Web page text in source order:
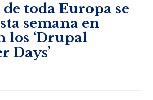
toda Europa se
semana en
los ‘Drupal
Days’